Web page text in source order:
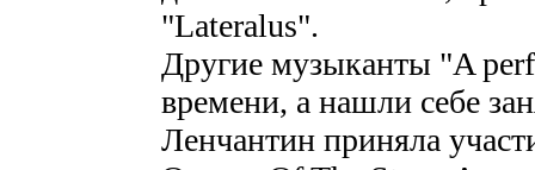
"Lateralus".
Другие музыканты "A
времени, а нашли себе
Ленчантин приняла